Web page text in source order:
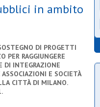
in ambito
DI PROGETTI
PER RAGGIUNGERE
DI INTEGRAZIONE
ASSOCIAZIONI E SOCIETÀ
CITTÀ DI MILANO.